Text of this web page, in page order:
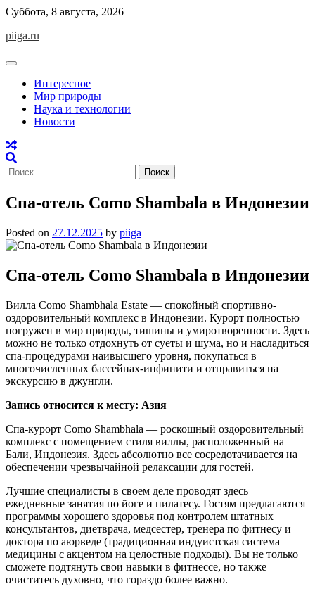
Skip
content
Суббота, 8 августа, 2026
piiga.ru
Интересное
Мир природы
Наука и технологии
Новости
Найти:
Спа-отель Como Shambala в Индонезии
Posted on 27.12.2025 by piiga
Спа-отель Como Shambala в Индонезии
Вилла Como Shambhala Estate — cпокойный спортивно-
оздоровительный комплекс в Индонезии. Курорт полностью
погружен в мир природы, тишины и умиротворенности. Здесь
можно не только отдохнуть от суеты и шума, но и насладиться
спа-процедурами наивысшего уровня, покупаться в
многочисленных бассейнах-инфинити и отправиться на
экскурсию в джунгли.
Запись относится к месту: Азия
Спа-курорт Como Shambhala — роскошный оздоровительный
комплекс с помещением стиля виллы, расположенный на
Бали, Индонезия. Здесь абсолютно все сосредотачивается на
обеспечении чрезвычайной релаксации для гостей.
Лучшие специалисты в своем деле проводят здесь
ежедневные занятия по йоге и пилатесу. Гостям предлагаются
программы хорошего здоровья под контролем штатных
консультантов, диетврача, медсестер, тренера по фитнесу и
доктора по аюрведе (традиционная индуистская система
медицины с акцентом на целостные подходы). Вы не только
сможете подтянуть свои навыки в фитнессе, но также
очиститесь духовно, что гораздо более важно.